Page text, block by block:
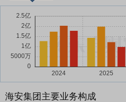
海安集团主要业务构成